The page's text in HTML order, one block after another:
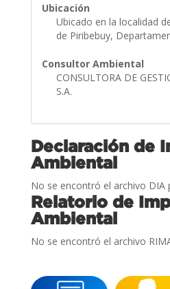
Ubicación
Ubicado en la localidad
de Piribebuy,
Consultor Ambiental
CONSULTORA DE
S.A.
Declaración de
Ambiental
No se encontró el archivo DIA
Relatorio de
Ambiental
No se encontró el archivo